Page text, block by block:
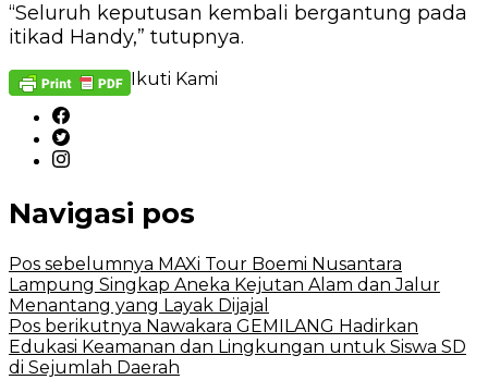
“Seluruh keputusan kembali bergantung pada
itikad Handy,” tutupnya.
Ikuti Kami
Navigasi pos
Pos sebelumnya MAXi Tour Boemi Nusantara
Lampung Singkap Aneka Kejutan Alam dan Jalur
Menantang yang Layak Dijajal
Pos berikutnya Nawakara GEMILANG Hadirkan
Edukasi Keamanan dan Lingkungan untuk Siswa SD
di Sejumlah Daerah